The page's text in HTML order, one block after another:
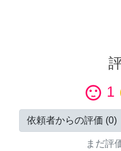
sentiment_satisfied 1
依頼者からの評価 (0)
まだ評